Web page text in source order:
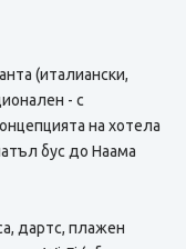
(италиански,
- с
на хотела
бус до Наама
дартс, плажен